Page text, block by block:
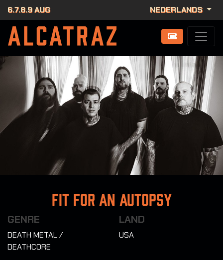
6.7.8.9 AUG NEDERLANDS
Fit For An Autopsy
GENRE
DEATH METAL /
DEATHCORE
LAND
USA